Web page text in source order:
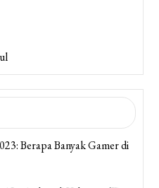
Berapa Banyak Gamer di